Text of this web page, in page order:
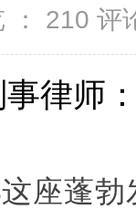
210 评
律师
座蓬